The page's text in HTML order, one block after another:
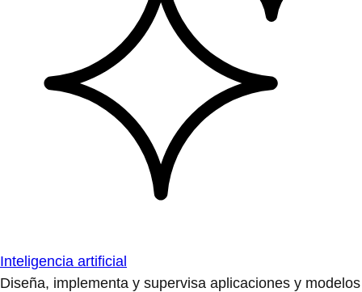
Inteligencia artificial
Diseña, implementa y supervisa aplicaciones y modelos